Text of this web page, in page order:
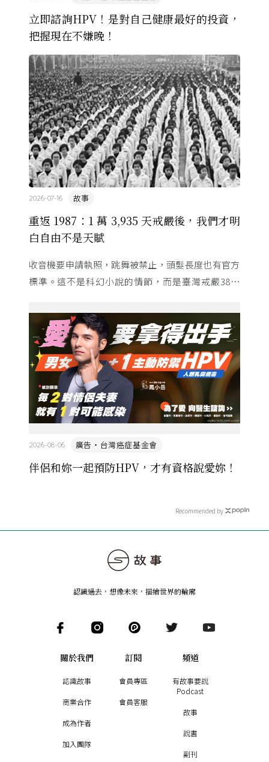
立即諮詢HPV！是對自己健康最好的投資，
把握現在不嫌晚！
重返 1987：1 萬 3,935 天戒嚴後，我們才明
白自由不是天賦
故事
2026-07-16
收音機要申請執照，跳舞被禁止，頭髮長度也有官方
標準。這不是科幻小說的情節，而是臺灣戒嚴38年
嚴令，這段歷 ...
伴侶和妳一起預防HPV，才有資格說愛妳！
廣告・台灣癌症基金會
2026-08-06
Recommended by
認識過去，想像未來 ， 描繪世界的輪廓
關於我們
認識故事
商業合作
成為作者
加入團隊
訂閱
會員專區
會員客服
頻道
有故事要說
Podcast
故事
說書
副刊